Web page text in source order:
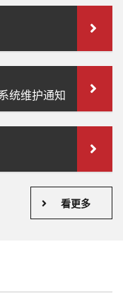
统维护通知
看更多